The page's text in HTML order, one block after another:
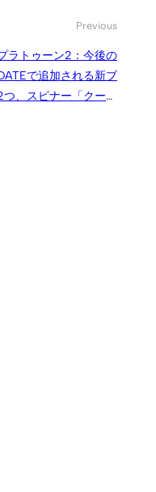
Previous
ラトゥーン2：今後の
で追加される新ブ
つ、スピナー「クーゲ